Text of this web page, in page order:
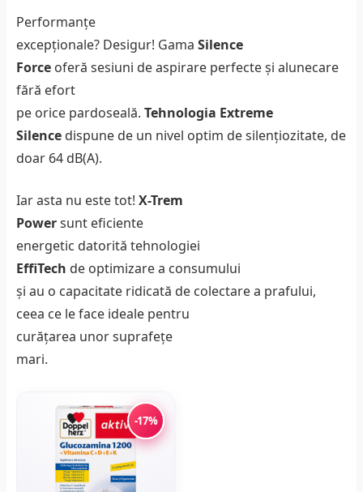
Performanțe
excepționale? Desigur! Gama Silence
Force oferă sesiuni de aspirare perfecte și alunecare
fără efort
pe orice pardoseală. Tehnologia Extreme
Silence dispune de un nivel optim de silențiozitate, de
doar 64 dB(A).
Iar asta nu este tot! X-Trem
Powersunt eficiente
energetic datorită tehnologiei
EffiTech de optimizare a consumului
și au o capacitate ridicată de colectare a prafului,
ceea ce le face ideale pentru
curățarea unor suprafețe
mari.
-17%